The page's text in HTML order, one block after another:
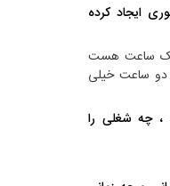
ایجاد کرده
یک ساعت هست
دو ساعت خیلی
، چه شغلی را